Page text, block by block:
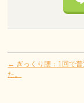
← ぎっくり腰：1回で
た。